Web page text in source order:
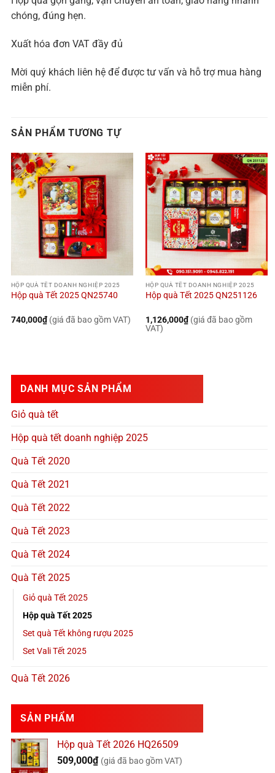
chóng, đúng hẹn.
Xuất hóa đơn VAT đầy đủ
Mời quý khách liên hệ để được tư vấn và hỗ trợ mua hàng
miễn phí.
SẢN PHẨM TƯƠNG TỰ
HỘP QUÀ TẾT DOANH NGHIỆP 2025
Hộp quà Tết 2025 QN25740
740,000₫ (giá đã bao gồm VAT)
HỘP QUÀ TẾT DOANH NGHIỆP 2025
Hộp quà Tết 2025 QN251126
1,126,000₫ (giá đã bao gồm
VAT)
DANH MỤC SẢN PHẨM
Giỏ quà tết
Hộp quà tết doanh nghiệp 2025
Quà Tết 2020
Quà Tết 2021
Quà Tết 2022
Quà Tết 2023
Quà Tết 2024
Quà Tết 2025
Giỏ quà Tết 2025
Hộp quà Tết 2025
Set quà Tết không rượu 2025
Set Vali Tết 2025
Quà Tết 2026
SẢN PHẨM
Hộp quà Tết 2026 HQ26509
509,000₫ (giá đã bao gồm VAT)